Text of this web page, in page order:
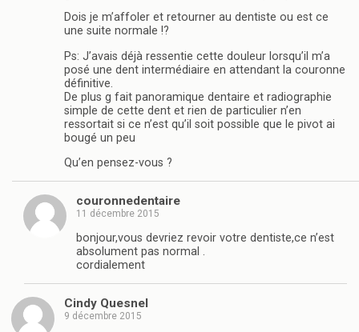
Dois je m’affoler et retourner au dentiste ou est ce
une suite normale !?
Ps: J’avais déjà ressentie cette douleur lorsqu’il m’a
posé une dent intermédiaire en attendant la couronne
définitive.
De plus g fait panoramique dentaire et radiographie
simple de cette dent et rien de particulier n’en
ressortait si ce n’est qu’il soit possible que le pivot ai
bougé un peu
Qu’en pensez-vous ?
couronnedentaire
11 décembre 2015
bonjour,vous devriez revoir votre dentiste,ce n’est
absolument pas normal .
cordialement
Cindy Quesnel
9 décembre 2015